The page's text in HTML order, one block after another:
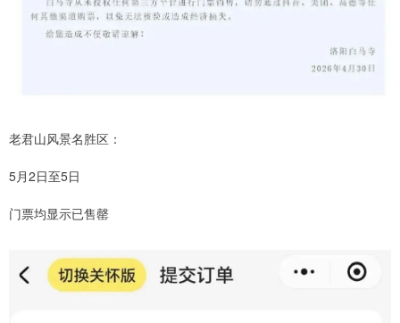
老君山风景名胜区：
5月2日至5日
门票均显示已售罄